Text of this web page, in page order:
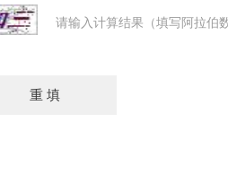
请输入计算结果（填写阿拉伯